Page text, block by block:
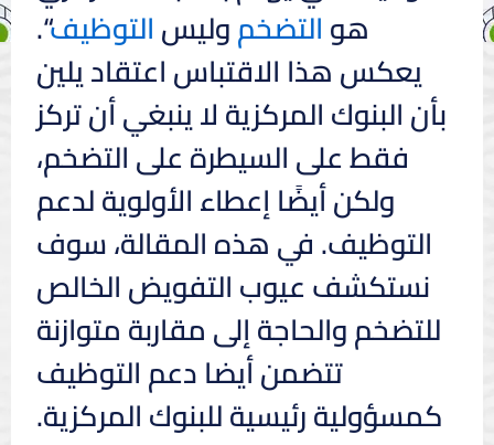
هوالتضخموليسالتوظيف“.
يعكس هذا الاقتباس اعتقاد يلين
بأن البنوك المركزية لا ينبغي أن تركز
فقط على السيطرة على التضخم،
ولكن أيضًا إعطاء الأولوية لدعم
التوظيف. في هذه المقالة، سوف
نستكشف عيوب التفويض الخالص
للتضخم والحاجة إلى مقاربة متوازنة
تتضمن أيضا دعم التوظيف
كمسؤولية رئيسية للبنوك المركزية.